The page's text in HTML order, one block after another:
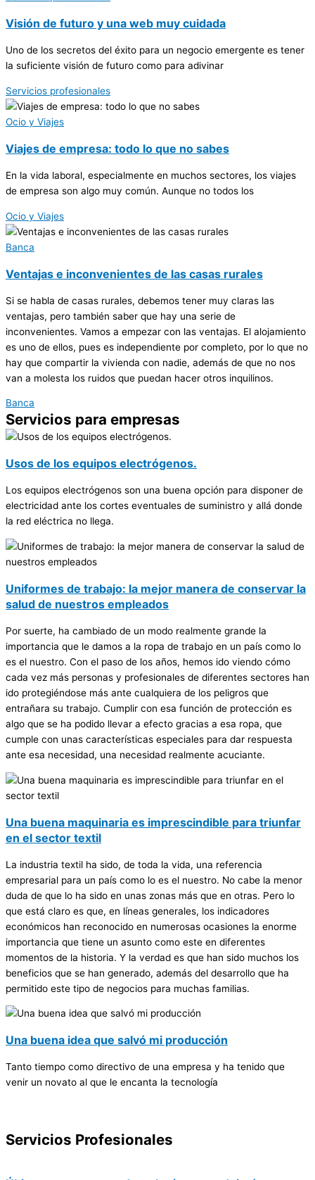
Visión de futuro y una web muy cuidada
Uno de los secretos del éxito para un negocio emergente es tener
la suficiente visión de futuro como para adivinar
Servicios profesionales
Ocio y Viajes
Viajes de empresa: todo lo que no sabes
En la vida laboral, especialmente en muchos sectores, los viajes
de empresa son algo muy común. Aunque no todos los
Ocio y Viajes
Banca
Ventajas e inconvenientes de las casas rurales
Si se habla de casas rurales, debemos tener muy claras las
ventajas, pero también saber que hay una serie de
inconvenientes. Vamos a empezar con las ventajas. El alojamiento
es uno de ellos, pues es independiente por completo, por lo que no
hay que compartir la vivienda con nadie, además de que no nos
van a molesta los ruidos que puedan hacer otros inquilinos.
Banca
Servicios para empresas
Usos de los equipos electrógenos.
Los equipos electrógenos son una buena opción para disponer de
electricidad ante los cortes eventuales de suministro y allá donde
la red eléctrica no llega.
Uniformes de trabajo: la mejor manera de conservar la
salud de nuestros empleados
Por suerte, ha cambiado de un modo realmente grande la
importancia que le damos a la ropa de trabajo en un país como lo
es el nuestro. Con el paso de los años, hemos ido viendo cómo
cada vez más personas y profesionales de diferentes sectores han
ido protegiéndose más ante cualquiera de los peligros que
entrañara su trabajo. Cumplir con esa función de protección es
algo que se ha podido llevar a efecto gracias a esa ropa, que
cumple con unas características especiales para dar respuesta
ante esa necesidad, una necesidad realmente acuciante.
Una buena maquinaria es imprescindible para triunfar
en el sector textil
La industria textil ha sido, de toda la vida, una referencia
empresarial para un país como lo es el nuestro. No cabe la menor
duda de que lo ha sido en unas zonas más que en otras. Pero lo
que está claro es que, en líneas generales, los indicadores
económicos han reconocido en numerosas ocasiones la enorme
importancia que tiene un asunto como este en diferentes
momentos de la historia. Y la verdad es que han sido muchos los
beneficios que se han generado, además del desarrollo que ha
permitido este tipo de negocios para muchas familias.
Una buena idea que salvó mi producción
Tanto tiempo como directivo de una empresa y ha tenido que
venir un novato al que le encanta la tecnología
Servicios Profesionales